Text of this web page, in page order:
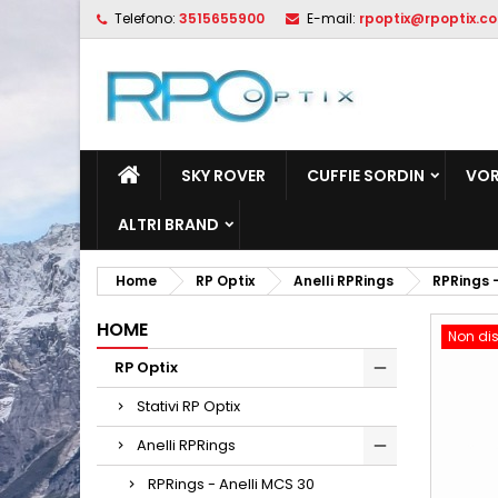
Telefono: 3515655900 E-mail:
SKY ROVER CUFFIE SORDIN
ALTRI BRAND
Home RP Optix Anelli RPRings RPRings
HOME
RP Optix
Stativi RP Optix
Anelli RPRings
RPRings - Anelli MCS 30
Non